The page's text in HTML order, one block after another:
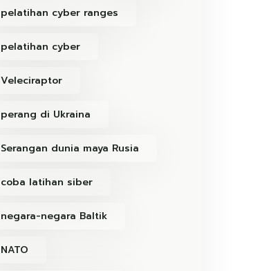
pelatihan cyber ranges
pelatihan cyber
Veleciraptor
perang di Ukraina
Serangan dunia maya Rusia
coba latihan siber
negara-negara Baltik
NATO